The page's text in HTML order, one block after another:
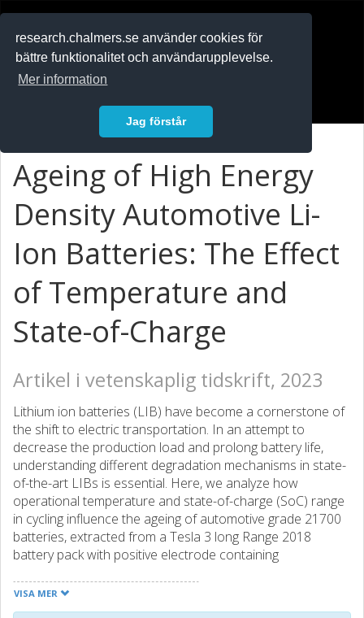
research.chalmers.se använder cookies för
bättre funktionalitet och användarupplevelse.
Mer information
Jag förstår
Ageing of High Energy
Density Automotive Li-
Ion Batteries: The Effect
of Temperature and
State-of-Charge
Artikel i vetenskaplig tidskrift, 2023
Lithium ion batteries (LIB) have become a cornerstone of
the shift to electric transportation. In an attempt to
decrease the production load and prolong battery life,
understanding different degradation mechanisms in state-
of-the-art LIBs is essential. Here, we analyze how
operational temperature and state-of-charge (SoC) range
in cycling influence the ageing of automotive grade 21700
batteries, extracted from a Tesla 3 long Range 2018
battery pack with positive electrode containing
SiOx-C. In the given study we use a combination of
electrochemical and material analysis to understand
VISA MER